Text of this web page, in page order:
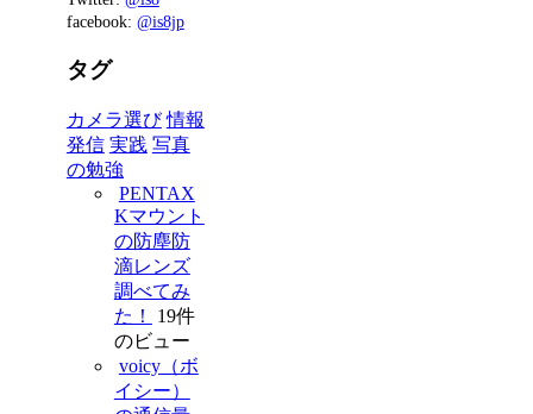
facebook: @is8jp
タグ
カメラ選び 情報
発信 実践 写真
の勉強
PENTAX
Kマウント
の防塵防
滴レンズ
調べてみ
た！
19件
のビュー
voicy（ボ
イシー）